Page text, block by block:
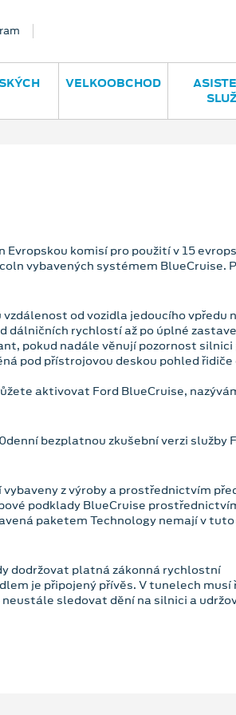
VELKOOBCHOD
komisí pro použití v 15
vybavených systémem BlueCruise.
od vozidla jedoucího vpředu
rychlostí až po úplné
pokud nadále věnují pozornost silnici
pod přístrojovou deskou pohled řidiče
aktivovat Ford BlueCruise,
bezplatnou zkušební verzi služby
z výroby a prostřednictvím
podklady BlueCruise
paketem Technology nemají v
dodržovat platná zákonná rychlostní
je připojený přívěs. V tunelech musí
sledovat dění na silnici a